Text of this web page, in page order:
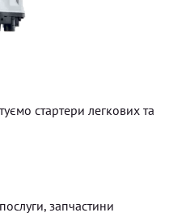
стартери легкових та
запчастини